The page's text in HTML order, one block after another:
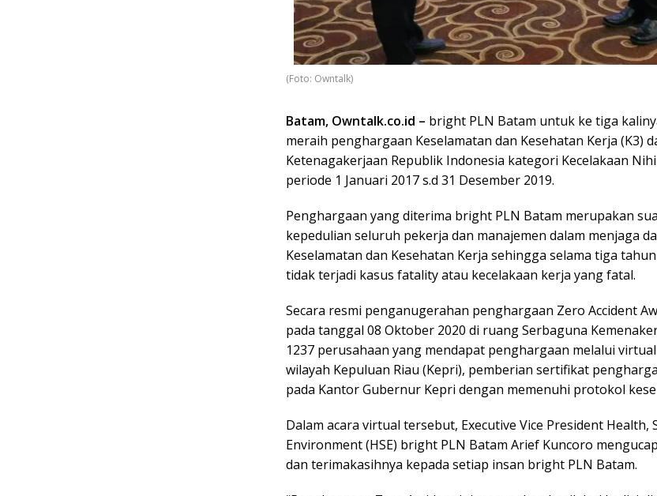
(Foto: Owntalk)
Batam, Owntalk.co.id – bright PLN Batam untuk ke tiga
meraih penghargaan Keselamatan dan Kesehatan Kerja (K3)
Ketenagakerjaan Republik Indonesia kategori Kecelakaan
periode 1 Januari 2017 s.d 31 Desember 2019.
Penghargaan yang diterima bright PLN Batam merupakan
kepedulian seluruh pekerja dan manajemen dalam menjaga
Keselamatan dan Kesehatan Kerja sehingga selama tiga
tidak terjadi kasus fatality atau kecelakaan kerja yang fatal.
Secara resmi penganugerahan penghargaan Zero Accident
pada tanggal 08 Oktober 2020 di ruang Serbaguna
1237 perusahaan yang mendapat penghargaan melalui
wilayah Kepuluan Riau (Kepri), pemberian sertifikat
pada Kantor Gubernur Kepri dengan memenuhi protokol
Dalam acara virtual tersebut, Executive Vice President Health,
Environment (HSE) bright PLN Batam Arief Kuncoro
dan terimakasihnya kepada setiap insan bright PLN Batam.